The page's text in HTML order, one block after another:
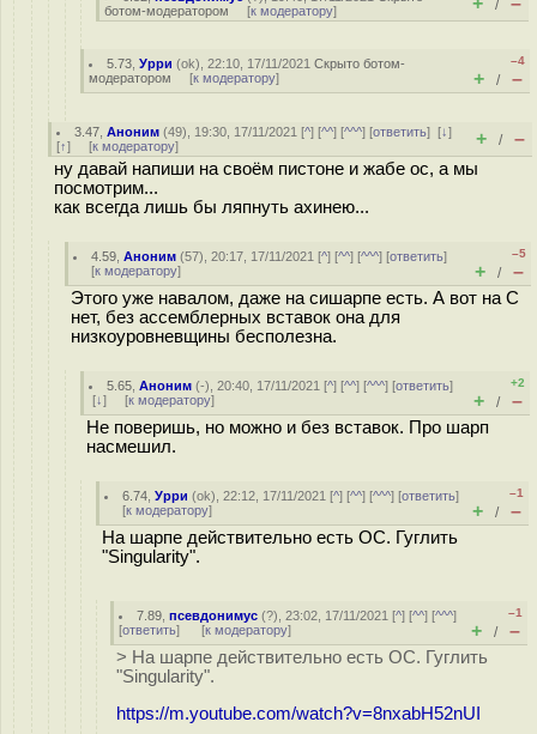
ботом-модератором [к модератору] /
5.73 ,Урри (ok), 22:10, 17/11/2021Скрыто ботом-
модератором [к модератору]
–4
+ / –
3.47 ,Аноним (49), 19:30, 17/11/2021 [^] [^^] [^^^] [ответить][↓]
[↑] [к модератору] + / –
ну давай напиши на своём пистоне и жабе ос, а мы
посмотрим...
как всегда лишь бы ляпнуть ахинею...
4.59 ,Аноним (57), 20:17, 17/11/2021 [^] [^^] [^^^] [ответить]
[к модератору]
–5
+ / –
Этого уже навалом, даже на сишарпе есть. А вот на C
нет, без ассемблерных вставок она для
низкоуровневщины бесполезна.
5.65 ,Аноним (-), 20:40, 17/11/2021 [^] [^^] [^^^] [ответить]
[↓] [к модератору]
+2
+ / –
Не поверишь, но можно и без вставок. Про шарп
насмешил.
6.74 ,Урри (ok), 22:12, 17/11/2021 [^] [^^] [^^^] [ответить]
[к модератору]
–1
+ / –
На шарпе действительно есть ОС. Гуглить
"Singularity".
7.89 ,псевдонимус (?), 23:02, 17/11/2021 [^] [^^] [^^^]
[ответить] [к модератору]
–1
+ / –
> На шарпе действительно есть ОС. Гуглить
"Singularity".
https://m.youtube.com/watch?v=8nxabH52nUI